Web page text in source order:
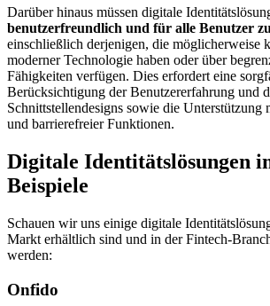
Darüber hinaus müssen digitale
benutzerfreundlich und für alle Benutzer
einschließlich derjenigen, die möglicherweise
moderner Technologie haben oder über
Fähigkeiten verfügen. Dies erfordert eine
Berücksichtigung der Benutzererfahrung und
Schnittstellendesigns sowie die Unterstützung
und barrierefreier Funktionen.
Digitale Identitätslösungen
Beispiele
Schauen wir uns einige digitale
Markt erhältlich sind und in der Fintech-
werden:
Onfido